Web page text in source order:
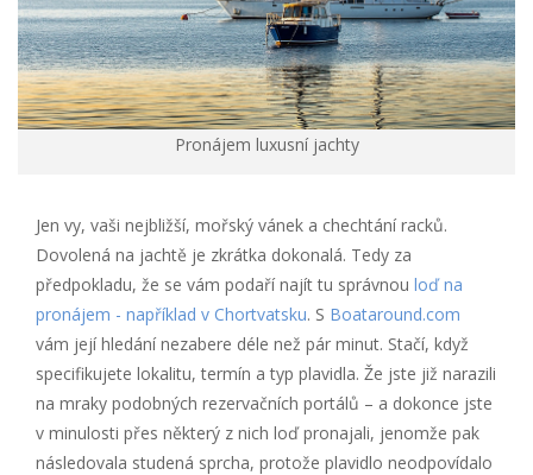
Pronájem luxusní jachty
Jen vy, vaši nejbližší, mořský vánek a chechtání racků.
Dovolená na jachtě je zkrátka dokonalá. Tedy za
předpokladu, že se vám podaří najít tu správnou loď na
pronájem - například v Chortvatsku. S Boataround.com
vám její hledání nezabere déle než pár minut. Stačí, když
specifikujete lokalitu, termín a typ plavidla. Že jste již narazili
na mraky podobných rezervačních portálů – a dokonce jste
v minulosti přes některý z nich loď pronajali, jenomže pak
následovala studená sprcha, protože plavidlo neodpovídalo